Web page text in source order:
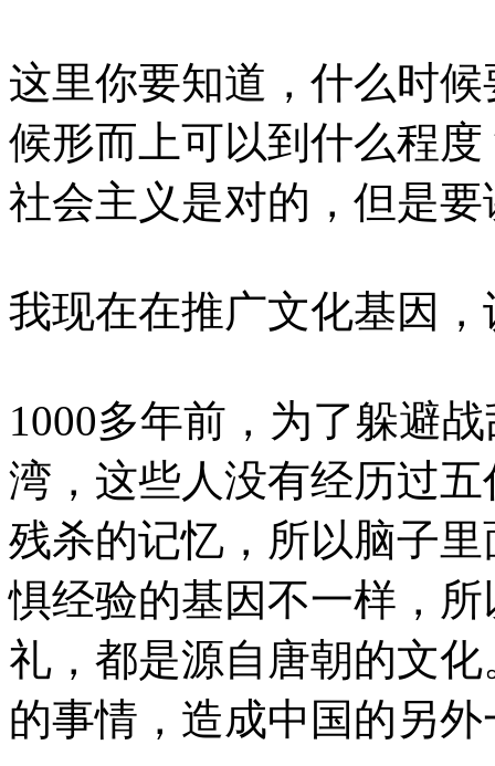
这里你要知道，什么时
候形而上可以到什么程
社会主义是对的，但是
我现在在推广文化基因
1000多年前，为了躲避
湾，这些人没有经历过
残杀的记忆，所以脑子
惧经验的基因不一样，
礼，都是源自唐朝的文
的事情，造成中国的另